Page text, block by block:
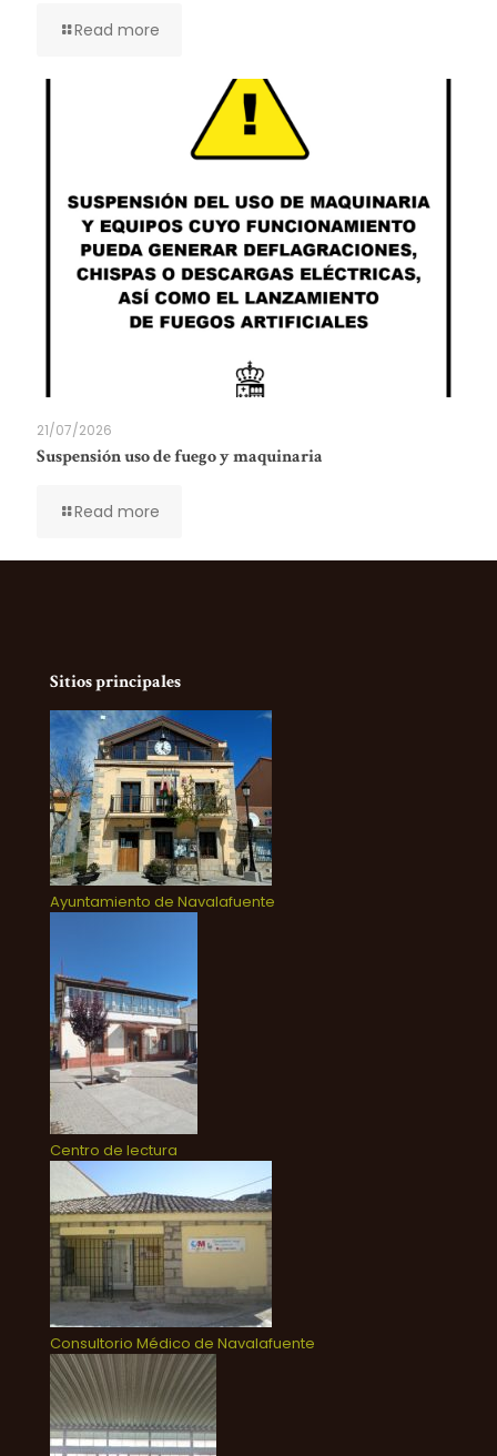
Read more
21/07/2026
Suspensión uso de fuego y maquinaria
Read more
Sitios principales
Ayuntamiento de Navalafuente
Centro de lectura
Consultorio Médico de Navalafuente